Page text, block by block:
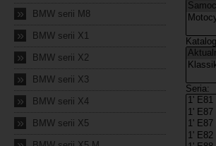
» BMW serii M8
» BMW serii X1
» BMW serii X2
» BMW serii X3
» BMW serii X4
» BMW serii X5